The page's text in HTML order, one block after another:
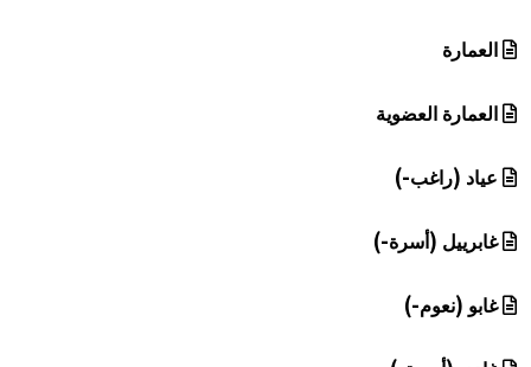
العمارة
العمارة العضوية
عياد (راغب-)
غابرييل (أسرة-)
غابو (نعوم-)